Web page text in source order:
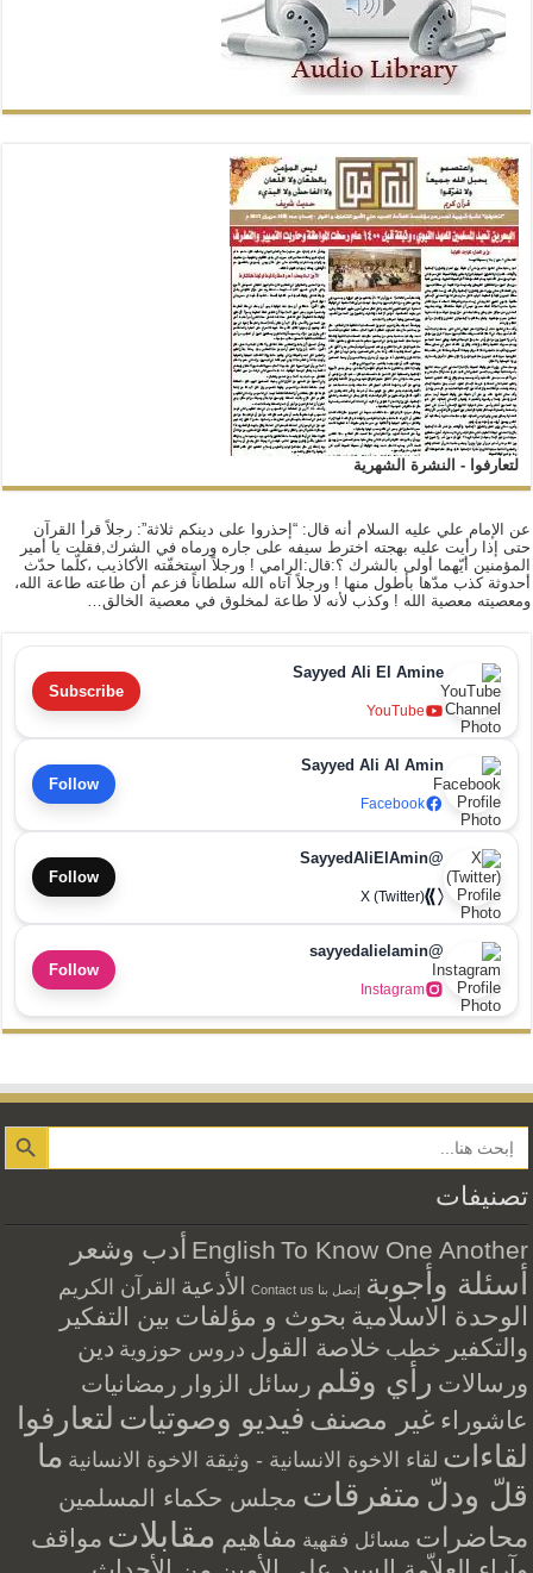
لتعارفوا - النشرة الشهرية
عن الإمام علي عليه السلام أنه قال: “إحذروا على دينكم ثلاثة”: رجلاً قرأ القرآن
حتى إذا رأيت عليه بهجته اخترط سيفه على جاره ورماه في الشرك,فقلت يا أمير
المؤمنين أيّهما أولى بالشرك ؟:قال:الرامي ! ورجلاً استخفّته الأكاذيب ،كلّما حدّث
أحدوثة كذب مدّها بأطول منها ! ورجلاً آتاه الله سلطاناً فزعم أن طاعته طاعة الله،
ومعصيته معصية الله ! وكذب لأنه لا طاعة لمخلوق في معصية الخالق…
Sayyed Ali El Amine
YouTube
Subscribe
Sayyed Ali Al Amin
Facebook
Follow
@SayyedAliElAmin
X (Twitter)
Follow
@sayyedalielamin
Instagram
Follow
Search Button
تصنيفات
English To Know One Another أدب وشعر
أسئلة وأجوبة إتصل بنا Contact us الأدعية القرآن الكريم
الوحدة الاسلامية بحوث و مؤلفات بين التفكير
والتكفير خطب خلاصة القول دروس حوزوية دين
ورسالات رأي وقلم رسائل الزوار رمضانيات
عاشوراء غير مصنف فيديو وصوتيات لتعارفوا
لقاءات لقاء الاخوة الانسانية - وثيقة الاخوة الانسانية ما
قلّ ودلّ متفرقات مجلس حكماء المسلمين
محاضرات مسائل فقهية مفاهيم مقابلات مواقف